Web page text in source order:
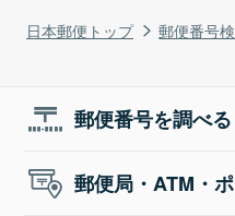
日本郵便トップ 郵便番号
郵便番号を調べる
郵便局・ATM・